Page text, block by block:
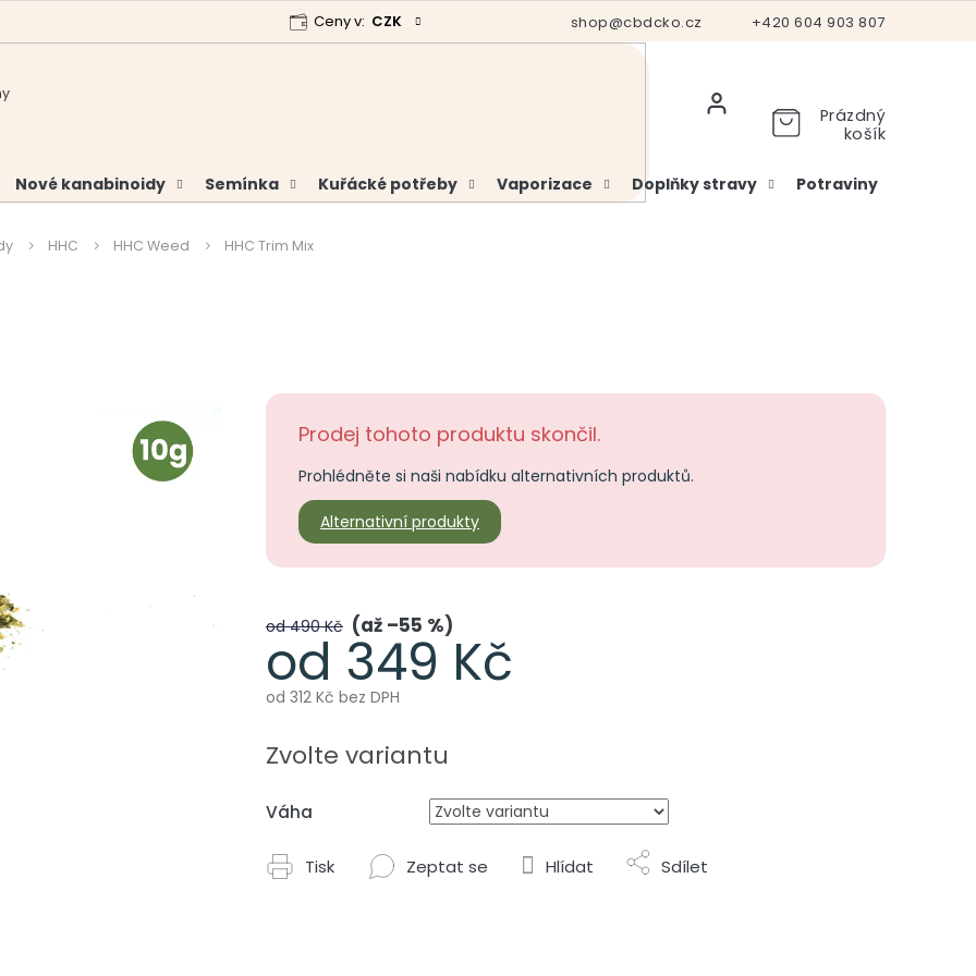
+420 604 903 807
shop@cbdcko.cz
Analýzy a certifikáty Hodnocení obchodu Vrácení a reklamace
Ceny v: CZK
Prázdný
košík
Nové kanabinoidy Semínka Kuřácké potřeby Vaporizace Doplňky stravy Potraviny
HHC HHC Weed HHC Trim Mix
od 490 Kč až –55 %
od 349 Kč
od 312 Kč bez DPH
cena:
Zvolte variantu
Váha
Prodej tohoto produktu skončil.
Prohlédněte si naši nabídku alternativních produktů.
Alternativní produkty
Tisk Zeptat se Hlídat Sdílet